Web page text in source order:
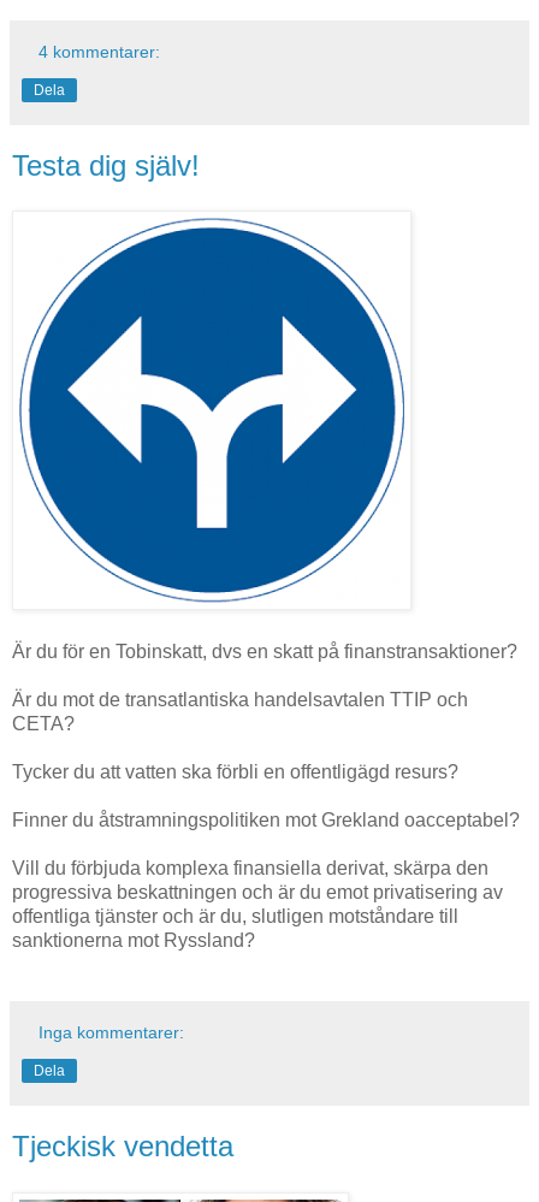
4 kommentarer:
Dela
Testa dig själv!
Är du för en Tobinskatt, dvs en skatt på finanstransaktioner?
Är du mot de transatlantiska handelsavtalen TTIP och
CETA?
Tycker du att vatten ska förbli en offentligägd resurs?
Finner du åtstramningspolitiken mot Grekland oacceptabel?
Vill du förbjuda komplexa finansiella derivat, skärpa den
progressiva beskattningen och är du emot privatisering av
offentliga tjänster och är du, slutligen motståndare till
sanktionerna mot Ryssland?
Inga kommentarer:
Dela
Tjeckisk vendetta